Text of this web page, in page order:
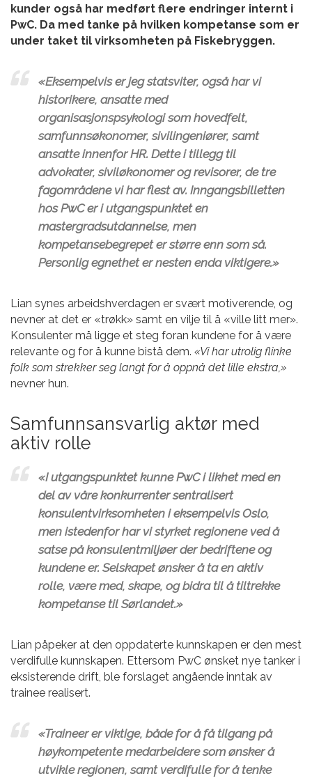
kunder også har medført flere endringer internt i
PwC. Da med tanke på hvilken kompetanse som er
under taket til virksomheten på Fiskebryggen.
«Eksempelvis er jeg statsviter, også har vi
historikere, ansatte med
organisasjonspsykologi som hovedfelt,
samfunnsøkonomer, sivilingeniører, samt
ansatte innenfor HR. Dette i tillegg til
advokater, siviløkonomer og revisorer, de tre
fagområdene vi har flest av. Inngangsbilletten
hos PwC er i utgangspunktet en
mastergradsutdannelse, men
kompetansebegrepet er større enn som så.
Personlig egnethet er nesten enda viktigere.»
Lian synes arbeidshverdagen er svært motiverende, og
nevner at det er «trøkk» samt en vilje til å «ville litt mer».
Konsulenter må ligge et steg foran kundene for å være
relevante og for å kunne bistå dem. «Vi har utrolig flinke
folk som strekker seg langt for å oppnå det lille ekstra,»
nevner hun.
Samfunnsansvarlig aktør med
aktiv rolle
«I utgangspunktet kunne PwC i likhet med en
del av våre konkurrenter sentralisert
konsulentvirksomheten i eksempelvis Oslo,
men istedenfor har vi styrket regionene ved å
satse på konsulentmiljøer der bedriftene og
kundene er. Selskapet ønsker å ta en aktiv
rolle, være med, skape, og bidra til å tiltrekke
kompetanse til Sørlandet.»
Lian påpeker at den oppdaterte kunnskapen er den mest
verdifulle kunnskapen. Ettersom PwC ønsket nye tanker i
eksisterende drift, ble forslaget angående inntak av
trainee realisert.
«Traineer er viktige, både for å få tilgang på
høykompetente medarbeidere som ønsker å
utvikle regionen, samt verdifulle for å tenke